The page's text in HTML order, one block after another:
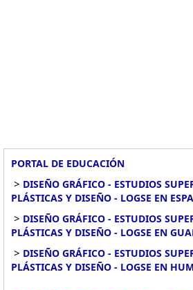
PORTAL DE EDUCACIÓN
> DISEÑO GRÁFICO - ESTUDIOS
PLÁSTICAS Y DISEÑO - LOGSE EN
> DISEÑO GRÁFICO - ESTUDIOS
PLÁSTICAS Y DISEÑO - LOGSE EN
> DISEÑO GRÁFICO - ESTUDIOS
PLÁSTICAS Y DISEÑO - LOGSE EN